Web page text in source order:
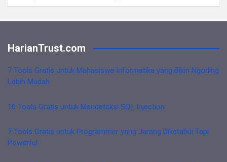
HarianTrust.com
7 Tools Gratis untuk Mahasiswa Informatika yang Bikin Ngoding
Lebih Mudah
10 Tools Gratis untuk Mendeteksi SQL Injection
7 Tools Gratis untuk Programmer yang Jarang Diketahui Tapi
Powerful